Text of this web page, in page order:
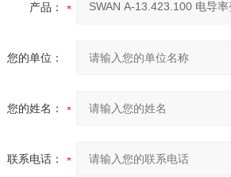
产品：
您的单位：
您的姓名：
联系电话：